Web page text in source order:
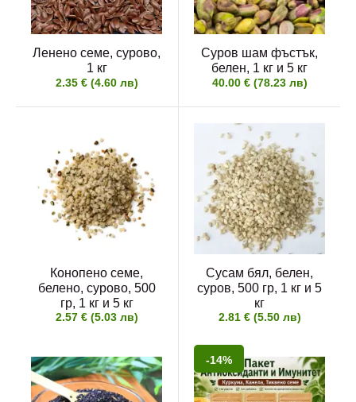
Ленено семе, сурово,
1 кг
2.35 € (4.60 лв)
Суров шам фъстък,
белен, 1 кг и 5 кг
40.00 € (78.23 лв)
Конопено семе,
белено, сурово, 500
гр, 1 кг и 5 кг
2.57 € (5.03 лв)
Сусам бял, белен,
суров, 500 гр, 1 кг и 5
кг
2.81 € (5.50 лв)
-14%